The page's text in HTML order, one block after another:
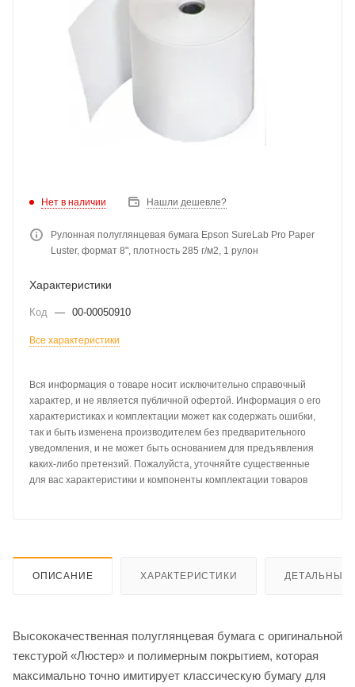
Нет в наличии Нашли дешевле?
Рулонная полуглянцевая бумага Epson SureLab Pro Paper
Luster, формат 8", плотность 285 г/м2, 1 рулон
Характеристики
Код — 00-00050910
Все характеристики
Вся информация о товаре носит исключительно справочный
характер, и не является публичной офертой. Информация о его
характеристиках и комплектации может как содержать ошибки,
так и быть изменена производителем без предварительного
уведомления, и не может быть основанием для предъявления
каких-либо претензий. Пожалуйста, уточняйте существенные
для вас характеристики и компоненты комплектации товаров
ОПИСАНИЕ ХАРАКТЕРИСТИКИ ДЕТАЛЬНЫЕ
Высококачественная полуглянцевая бумага с оригинальной
текстурой «Люстер» и полимерным покрытием, которая
максимально точно имитирует классическую бумагу для